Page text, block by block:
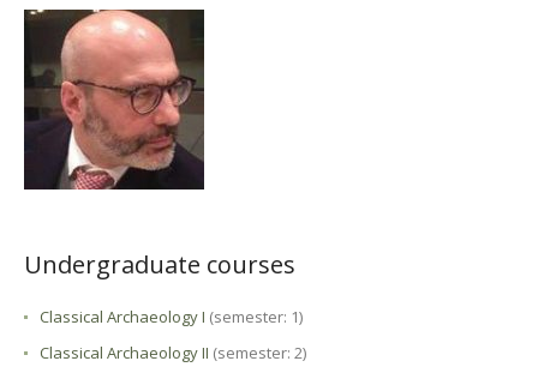
Undergraduate courses
Classical Archaeology I (semester: 1)
Classical Archaeology IΙ (semester: 2)